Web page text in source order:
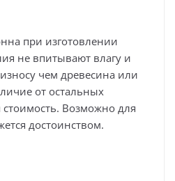
при изготовлении
не впитывают влагу и
чем древесина или
от остальных
Возможно для
достоинством.